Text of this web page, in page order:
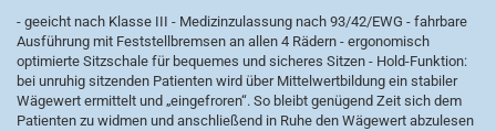
- geeicht nach Klasse III - Medizinzulassung nach 93/42/EWG - fahrbare
Ausführung mit Feststellbremsen an allen 4 Rädern - ergonomisch
optimierte Sitzschale für bequemes und sicheres Sitzen - Hold-Funktion:
bei unruhig sitzenden Patienten wird über Mittelwertbildung ein stabiler
Wägewert ermittelt und „eingefroren“. So bleibt genügend Zeit sich dem
Patienten zu widmen und anschließend in Ruhe den Wägewert abzulesen